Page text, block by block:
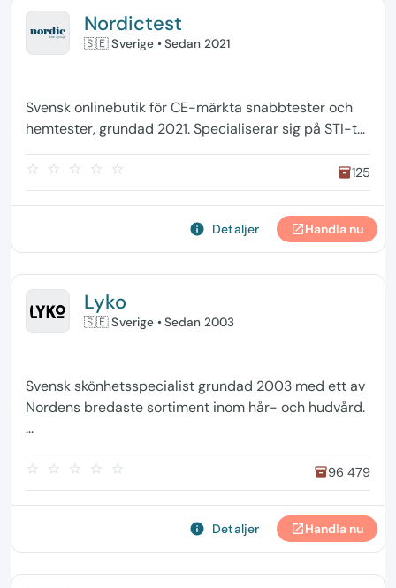
Nordictest
🇸🇪 Sverige • Sedan 2021
Svensk onlinebutik för CE-märkta snabbtester och
hemtester, grundad 2021. Specialiserar sig på STI-t...
star_border star_border star_border star_border star_border inventory125
info Detaljer open_in_newHandla nu
Lyko
🇸🇪 Sverige • Sedan 2003
Svensk skönhetsspecialist grundad 2003 med ett av
Nordens bredaste sortiment inom hår- och hudvård.
...
star_border star_border star_border star_border star_border inventory96 479
info Detaljer open_in_newHandla nu